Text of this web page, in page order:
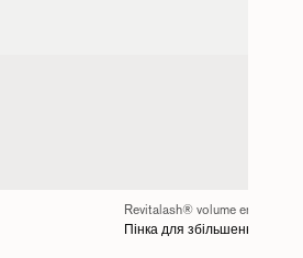
Revitalash® volume enhancing
Пінка для збільшення